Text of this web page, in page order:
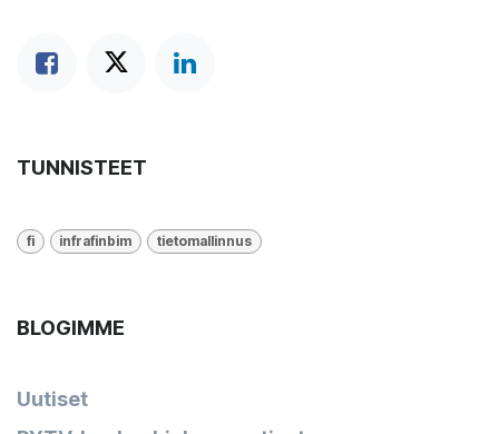
TUNNISTEET
fi infrafinbim tietomallinnus
BLOGIMME
Uutiset